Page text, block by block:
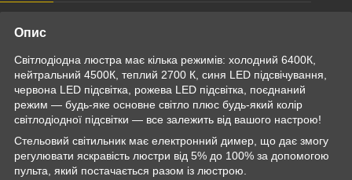
Опис
Світлодіодна люстра має кілька режимів: холодний 6400К,
нейтральний 4500К, теплий 2700 К, синя LED підсвічування,
червона LED підсвітка, рожева LED підсвітка, поєднаний
режим — будь-яке основне світло плюс будь-який колір
світлодіодної підсвітки — все залежить від вашого настрою!
Стельовий світильник має електронний димер, що дає змогу
регулювати яскравість люстри від 5% до 100% за допомогою
пульта, який постачається разом із люстрою.